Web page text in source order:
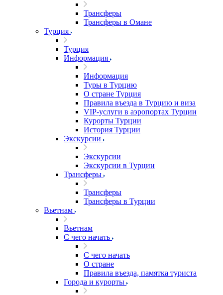
Трансферы
Трансферы в Омане
Турция
Турция
Информация
Информация
Туры в Турцию
О стране Турция
Правила въезда в Турцию и виза
VIP-услуги в аэропортах Турции
Курорты Турции
История Турции
Экскурсии
Экскурсии
Экскурсии в Турции
Трансферы
Трансферы
Трансферы в Турции
Вьетнам
Вьетнам
С чего начать
С чего начать
О стране
Правила въезда, памятка туриста
Города и курорты